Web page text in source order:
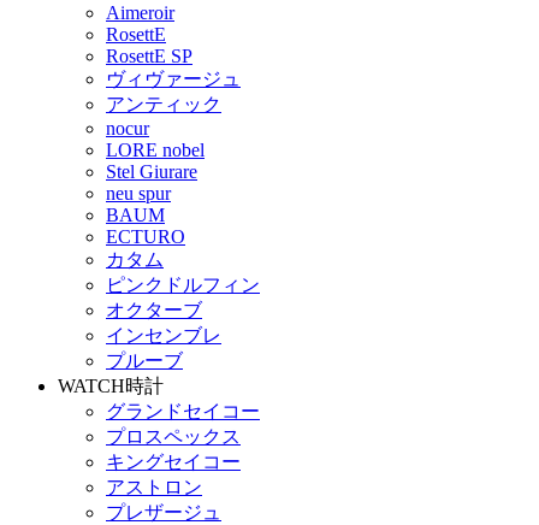
Aimeroir
RosettE
RosettE SP
ヴィヴァージュ
アンティック
nocur
LORE nobel
Stel Giurare
neu spur
BAUM
ECTURO
カタム
ピンクドルフィン
オクターブ
インセンブレ
プルーブ
WATCH時計
グランドセイコー
プロスペックス
キングセイコー
アストロン
プレザージュ